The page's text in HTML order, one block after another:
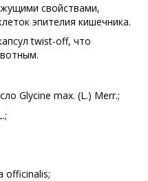
свойствами,
эпителия кишечника.
twist-off, что
Glycine max. (L.) Merr.;
officinalis;